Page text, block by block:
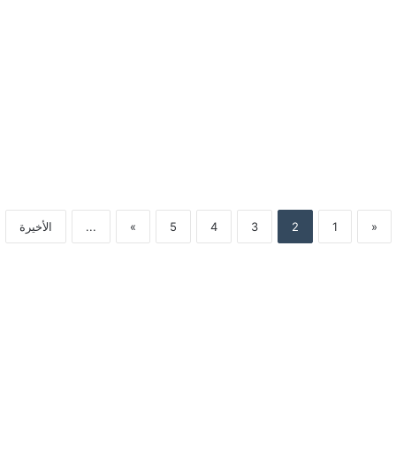
«
1
2
3
4
5
»
... الأخيرة